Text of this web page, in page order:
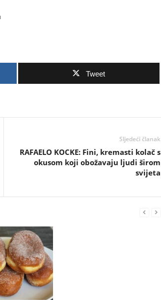
Tweet
Sljedeći članak
RAFAELO KOCKE: Fini, kremasti kolač s
okusom koji obožavaju ljudi širom
svijeta